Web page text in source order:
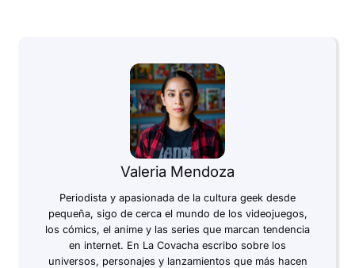
Valeria Mendoza
Periodista y apasionada de la cultura geek desde
pequeña, sigo de cerca el mundo de los videojuegos,
los cómics, el anime y las series que marcan tendencia
en internet. En La Covacha escribo sobre los
universos, personajes y lanzamientos que más hacen